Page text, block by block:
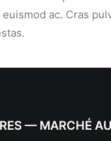
ac. Cras
— MARCHÉ